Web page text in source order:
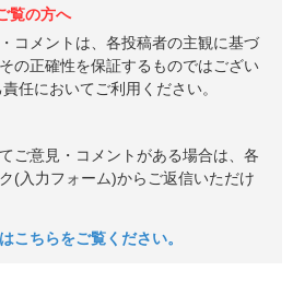
覧の方へ
コメントは、各投稿者の主観に基づ
の正確性を保証するものではござい
任においてご利用ください。
ご意見・コメントがある場合は、各
(入力フォーム)からご返信いただけ
こちらをご覧ください。